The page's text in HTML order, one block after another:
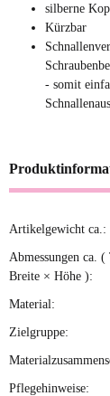
silberne
Kürzbar
- somit
Wert
Artikelgewicht ca.:
Abmessungen ca.
Breite × Höhe ):
Material:
Zielgruppe:
Pflegehinweise: